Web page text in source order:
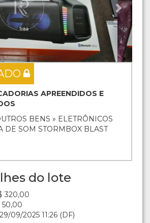
APREENDIDOS E
BENS » ELETRÔNICOS
DE SOM STORMBOX BLAST
do lote
320,00
50,00
29/09/2025 11:26 (DF)